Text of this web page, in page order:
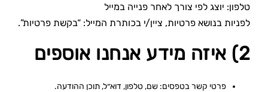
טלפון: יוצג לפי צורך לאחר פנייה במייל
לפניות בנושא פרטיות, ציין/י בכותרת המייל: “בקשת פרטיות”.
2) איזה מידע אנחנו אוספים
פרטי קשר בטפסים: שם, טלפון, דוא״ל, תוכן ההודעה.